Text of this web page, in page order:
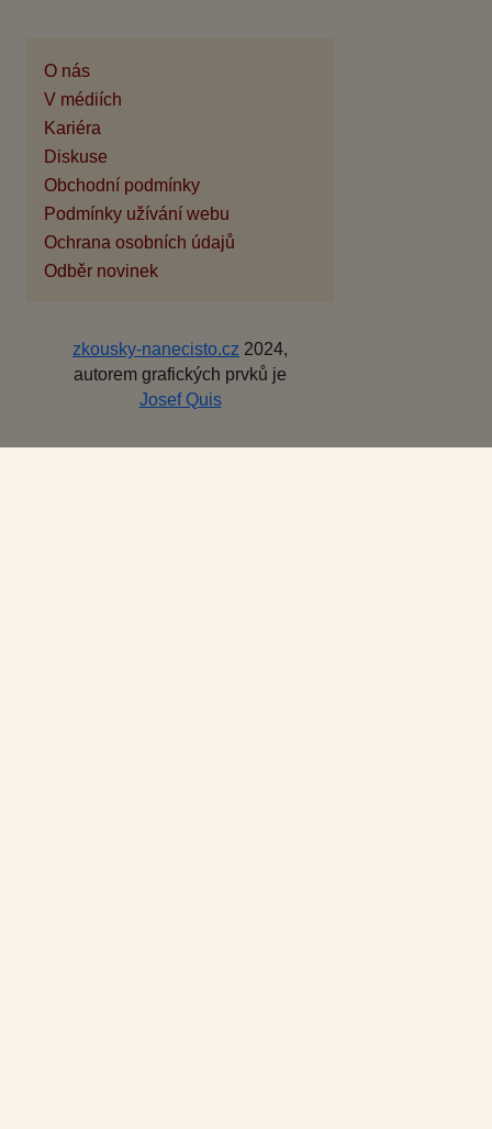
O nás
V médiích
Kariéra
Diskuse
Obchodní podmínky
Podmínky užívání webu
Ochrana osobních údajů
Odběr novinek
zkousky-nanecisto.cz 2024,
autorem grafických prvků je
Josef Quis